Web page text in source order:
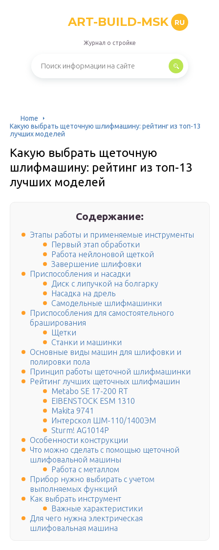
ART-BUILD-MSK RU
Журнал о стройке
Home
Какую выбрать щеточную шлифмашину: рейтинг из топ-13
лучших моделей
Какую выбрать щеточную
шлифмашину: рейтинг из топ-13
лучших моделей
Содержание:
Этапы работы и применяемые инструменты
Первый этап обработки
Работа нейлоновой щеткой
Завершение шлифовки
Приспособления и насадки
Диск с липучкой на болгарку
Насадка на дрель
Самодельные шлифмашинки
Приспособления для самостоятельного
браширования
Щетки
Станки и машинки
Основные виды машин для шлифовки и
полировки пола
Принцип работы щеточной шлифмашинки
Рейтинг лучших щеточных шлифмашин
Metabo SE 17-200 RT
EIBENSTOCK ESM 1310
Makita 9741
Интерскол ШМ-110/1400ЭМ
Sturm! AG1014P
Особенности конструкции
Что можно сделать с помощью щеточной
шлифовальной машины
Работа с металлом
Прибор нужно выбирать с учетом
выполняемых функций
Как выбрать инструмент
Важные характеристики
Для чего нужна электрическая
шлифовальная машина